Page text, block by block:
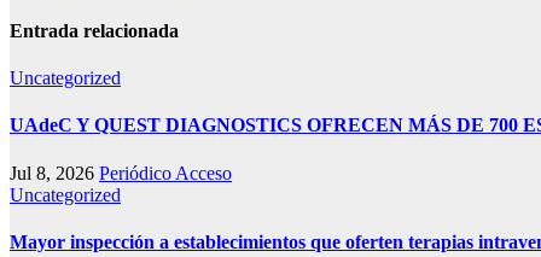
Entrada relacionada
Uncategorized
UAdeC Y QUEST DIAGNOSTICS OFRECEN MÁS DE
Jul 8, 2026 Periódico Acceso
Uncategorized
Mayor inspección a establecimientos que oferten terapias